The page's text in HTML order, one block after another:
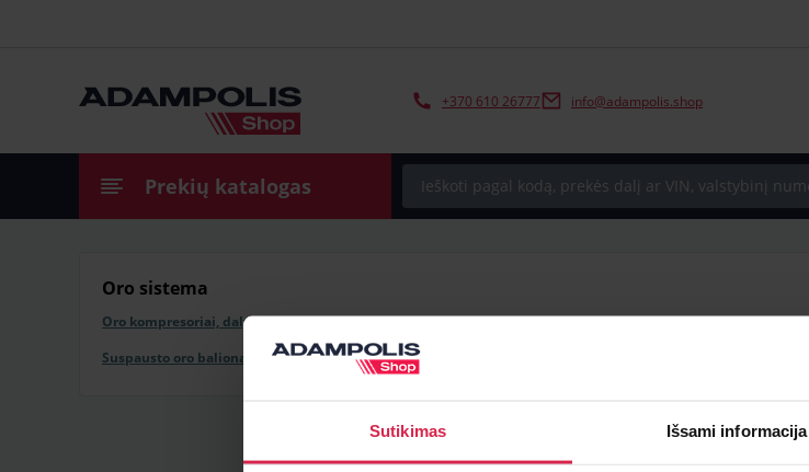
Sutikimas Išsami informacija
+370 610 26777 info@adampolis.shop
Prekių katalogas
Oro sistema
Oro kompresoriai, dalys Suspausto oro vožtuvai
Suspausto oro balionai, cilindrai